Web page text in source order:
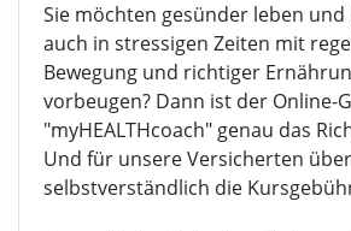
Sie möchten gesünder leben und
auch in stressigen Zeiten mit
Bewegung und richtiger
vorbeugen? Dann ist der Online-
"myHEALTHcoach" genau das
Und für unsere Versicherten
selbstverständlich die